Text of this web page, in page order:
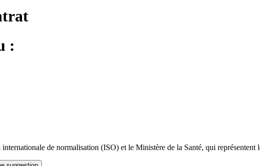
:
de normalisation (ISO) et le Ministère de la Santé, qui représentent